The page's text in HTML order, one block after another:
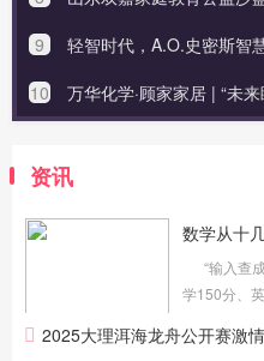
9
轻智时代，A.O.史密斯智慧
10 万华化学·顾家家居 | “未来
资讯
“输入查成
学150分、
心情，来自
2025大理洱海龙舟公开赛激